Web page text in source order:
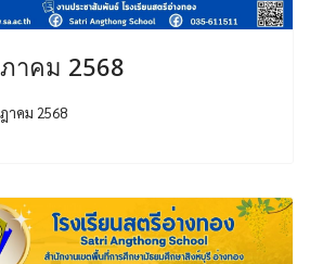
าคม 2568
าคม 2568